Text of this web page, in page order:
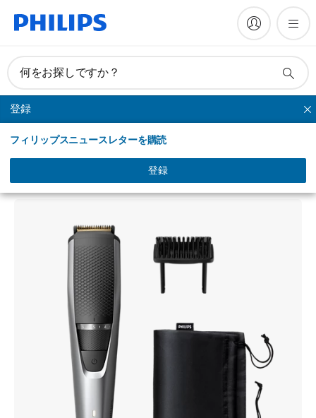
何をお探しですか？
登録
フィリップスニュースレターを購読
登録
ヒゲトリマー
ヒゲトリマー 3000シリーズ